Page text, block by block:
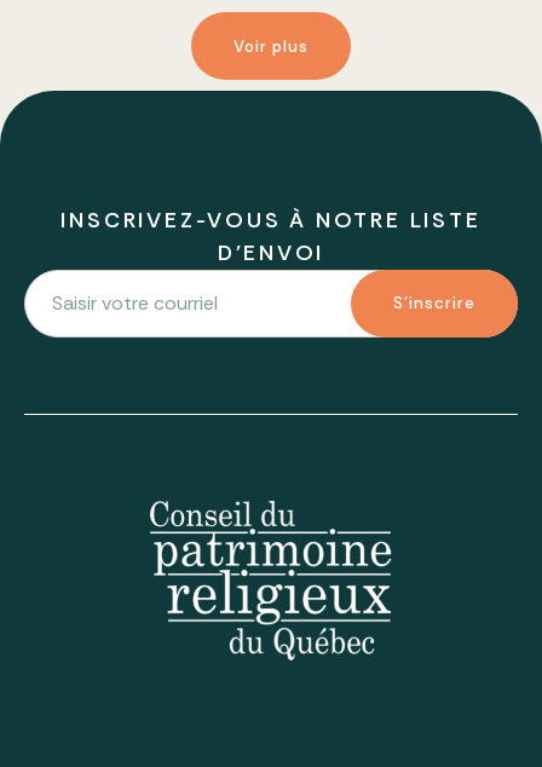
Voir plus
INSCRIVEZ-VOUS À NOTRE LISTE
D'ENVOI
S'inscrire